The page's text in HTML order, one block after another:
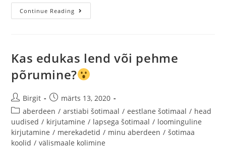
Continue Reading
Kas edukas lend või pehme
põrumine?
Birgit
märts 13, 2020
aberdeen / arstiabi šotimaal / eestlane šotimaal / head
uudised / kirjutamine / lapsega šotimaal / loominguline
kirjutamine / merekadetid / minu aberdeen / šotimaa
koolid / välismaale kolimine